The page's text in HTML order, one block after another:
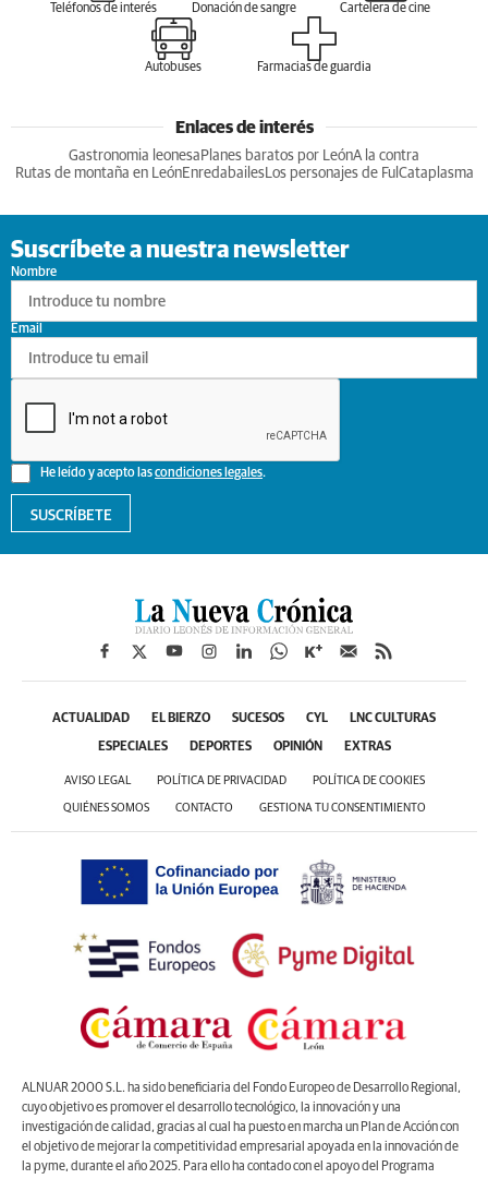
Teléfonos de interés Donación de sangre Cartelera de cine
Autobuses Farmacias de guardia
Enlaces de interés
Gastronomia leonesa Planes baratos por LeónA la contra
Rutas de montaña en LeónEnredabailesLos personajes de Ful Cataplasma
Suscríbete a nuestra newsletter
Nombre
He leído y acepto lascondiciones legales.
Email
SUSCRÍBETE
ACTUALIDAD EL BIERZO SUCESOS CYL LNC CULTURAS
ESPECIALES DEPORTES OPINIÓN EXTRAS
AVISO LEGAL POLÍTICA DE PRIVACIDAD POLÍTICA DE COOKIES
QUIÉNES SOMOS CONTACTO GESTIONA TU CONSENTIMIENTO
ALNUAR 2000 S.L. ha sido beneficiaria del Fondo Europeo de Desarrollo Regional,
cuyo objetivo es promover el desarrollo tecnológico, la innovación y una
investigación de calidad, gracias al cual ha puesto en marcha un Plan de Acción con
el objetivo de mejorar la competitividad empresarial apoyada en la innovación de
la pyme, durante el año 2025. Para ello ha contado con el apoyo del Programa